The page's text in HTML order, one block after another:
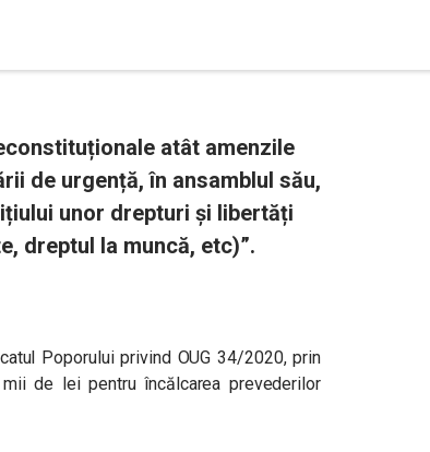
atât amenzile
de urgență, în ansamblul său,
unor drepturi și libertăți
dreptul la muncă, etc)”.
Poporului privind OUG 34/2020, prin
de lei pentru încălcarea prevederilor